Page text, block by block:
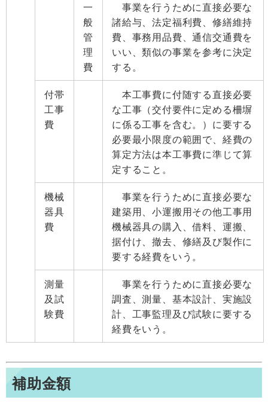
一
般
管
理
費
事業を行うために直接必要な
諸給与、法定福利費、修繕維持
費、事務用品費、通信交通費を
いい、類似の事業を参考に決定
する。
付帯
工事
費
本工事費に付随する直接必要
な工事（交付要件に定める柵塀
に係る工事を含む。）に要する
必要最小限度の範囲で、経費の
算定方法は本工事費に準じて算
定すること。
機械
器具
費
事業を行うために直接必要な
建築用、小運搬用その他工事用
機械器具の購入、借料、運搬、
据付け、撤去、修繕及び製作に
要する経費をいう。
測量
及試
験費
事業を行うために直接必要な
調査、測量、基本設計、実施設
計、工事監理及び試験に要する
経費をいう。
補助金額